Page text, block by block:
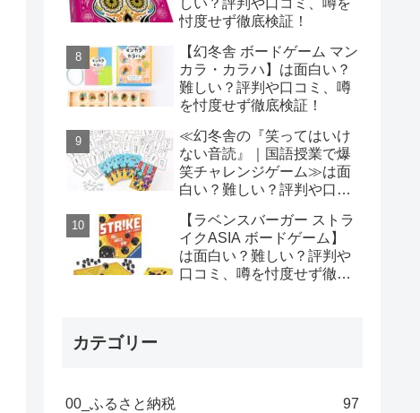
しい？評判や口コミ、噂を
忖度せず徹底検証！
【幻冬舎 ボードゲーム マン
カラ・カラハ】は面白い？
難しい？評判や口コミ、噂
を忖度せず徹底検証！
≪幻冬舎の『笑ってはいけ
ない音読』｜国語授業で爆
笑チャレンジゲーム≫は面
白い？難しい？評判や口コ
【ラベンスバーガー ストラ
イクASIA ボードゲーム】
は面白い？難しい？評判や
口コミ、噂を忖度せず徹底
カテゴリー
00_ふるさと納税 97